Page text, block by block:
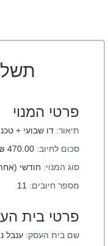
פרטי המנוי
תיאור: דו שבועי +
סכום לחיוב:
סוג המנוי: חודשי (אחת
מספר חיובים:
פרטי בית
שם בית העסק: ענבל